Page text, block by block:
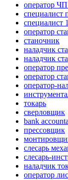
оператор
специалист
специалист
оператор
станочник
наладчик
наладчик
оператор
оператор
оператор-
токарь
сверловщик
bank
прессовщик
слесарь
слесарь-
наладчик
оператор